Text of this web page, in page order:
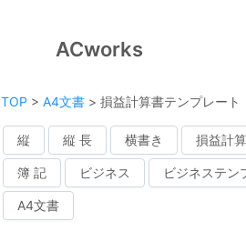
ACworks
TOP > A4文書 > 損益計算書テンプレート
縦 縦 長 横書き 損益計
簿 記 ビジネス ビジネステン
A4文書